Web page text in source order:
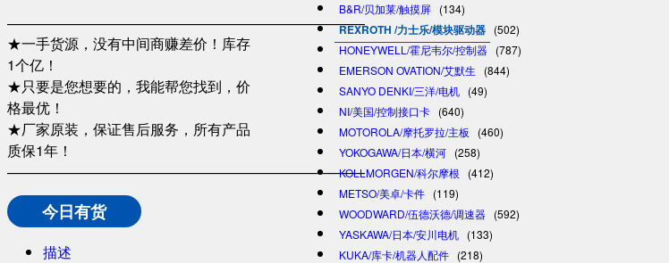
—————————————————————————
★一手货源，没有中间商赚差价！库存
1个亿！
★只要是您想要的，我能帮您找到，价
格最优！
★厂家原装，保证售后服务，所有产品
质保1年！
—————————————————————————
今日有货
描述
B&R/贝加莱/触摸屏 (134)
REXROTH /力士乐/模块驱动器 (502)
HONEYWELL/霍尼韦尔/控制器 (787)
EMERSON OVATION/艾默生
(844)
SANYO DENKI/三洋/电机 (49)
NI/美国/控制接口卡 (640)
MOTOROLA/摩托罗拉/主板
(460)
YOKOGAWA/日本/横河 (258)
KOLLMORGEN/科尔摩根
(412)
METSO/美卓/卡件 (119)
WOODWARD/伍德沃德/调速器 (592)
YASKAWA/日本/安川电机 (133)
KUKA/库卡/机器人配件 (218)